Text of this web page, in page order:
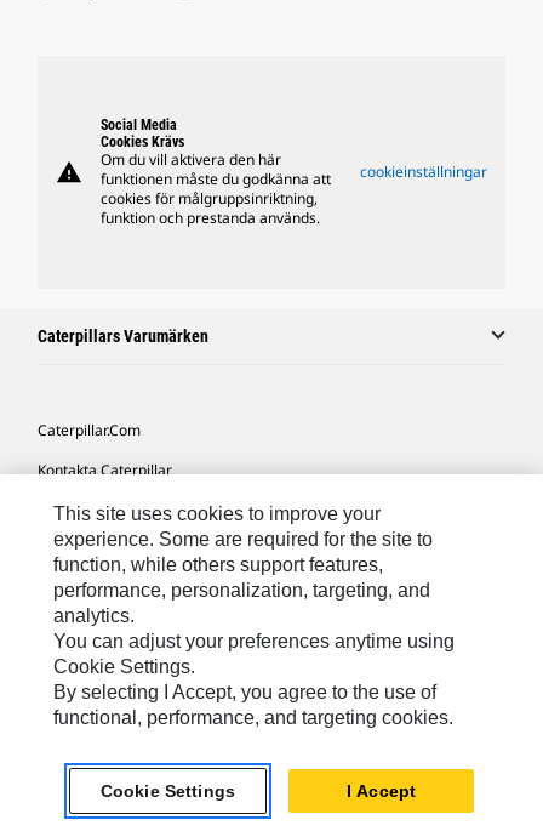
warning
Social Media
Cookies Krävs
Om du vill aktivera den här
funktionen måste du godkänna att
cookies för målgruppsinriktning,
funktion och prestanda används.
cookieinställningar
Caterpillars Varumärken
Caterpillar.com
Kontakta Caterpillar
Mina Marknadsföringspreferenser
Platskarta
Cookie Settings
Juridiskt
Sekretess
Europe-Swedish© 2026 Caterpillar. Med ensamrätt.
This site uses cookies to improve your
experience. Some are required for the site to
function, while others support features,
performance, personalization, targeting, and
analytics.
You can adjust your preferences anytime using
Cookie Settings.
By selecting I Accept, you agree to the use of
functional, performance, and targeting cookies.
Cookie Settings I Accept